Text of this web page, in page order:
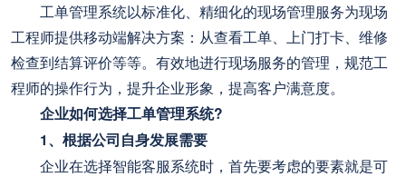
工单管理系统以标准化、精细化的现场管理服务为现场
工程师提供移动端解决方案：从查看工单、上门打卡、维修
检查到结算评价等等。有效地进行现场服务的管理，规范工
程师的操作行为，提升企业形象，提高客户满意度。
企业如何选择工单管理系统?
1、根据公司自身发展需要
企业在选择智能客服系统时，首先要考虑的要素就是可